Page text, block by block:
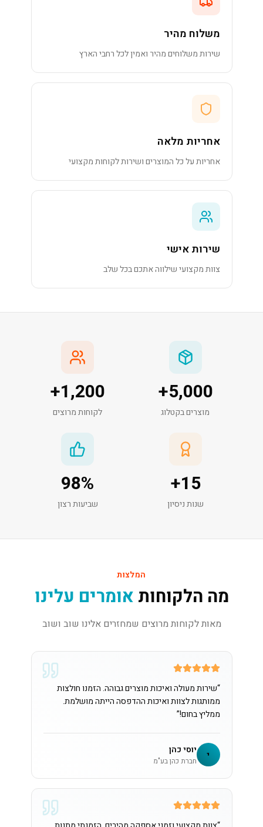
משלוח מהיר
שירות משלוחים מהיר ואמין לכל רחבי הארץ
אחריות מלאה
אחריות על כל המוצרים ושירות לקוחות מקצועי
שירות אישי
צוות מקצועי שילווה אתכם בכל שלב
5,000
+
מוצרים בקטלוג
1,200
+
לקוחות מרוצים
15
+
שנות ניסיון
98%
שביעות רצון
המלצות
מה הלקוחות אומרים עלינו
מאות לקוחות מרוצים שמחזרים אלינו שוב ושוב
“שירות מעולה ואיכות מוצרים גבוהה. הזמנו חולצות
ממותגות לצוות ואיכות ההדפסה הייתה מושלמת.
ממליץ בחום!”
י יוסי כהן
חברת כהן בע"מ